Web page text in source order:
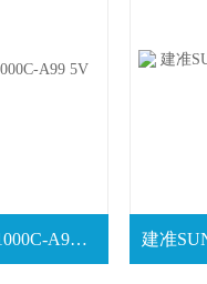
SUNON建准 MF40100V1-1000C-A99 5V